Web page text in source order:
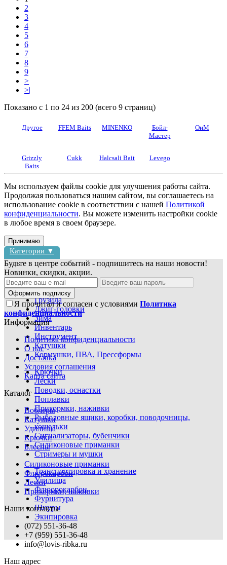
2
3
4
5
6
7
8
9
>
>|
Показано с 1 по 24 из 200 (всего 9 страниц)
Другое FFEM Baits MINENKO
Бойл-
Мастер
ОиМ
Grizzly
Baits
Cukk Halcsali Bait Levego
Мы используем файлы cookie для улучшения работы сайта.
Продолжая пользоваться нашим сайтом, вы соглашаетесь на
использование cookie в соответствии с нашей Политикой
конфиденциальности. Вы можете изменить настройки cookie
в любое время в своем браузере.
Принимаю
Категории ▼
Блесны
Воблеры
Грузила
Джиг-головки
Зима
Инвентарь
Инструмент
Катушки
Кормушки, ПВА, Прессформы
Крючки
Лески
Поводки, оснастки
Поплавки
Прикормки, наживки
Рыболовные ящики, коробки, поводочницы,
кошельки
Сигнализаторы, бубенчики
Силиконовые приманки
Стримеры и мушки
Транспортировка и хранение
Удилища
Флюорокарбон
Фурнитура
Шнуры
Экипировка
Будьте в центре событий - подпишитесь на наши новости!
Новинки, скидки, акции.
Оформить подписку
Я прочитал и согласен с условиями Политика
конфиденциальности
Информация
Политика конфиденциальности
О нас
Доставка
Условия соглашения
Карта сайта
Каталог
Воблеры
Катушки
Удилища
Крючки
Блесны
Силиконовые приманки
Флюрокарбон
Лески
Прикормки, наживки
Наши контакты
(072) 551-36-48
+7 (959) 551-36-48
info@lovis-ribka.ru
Наш адрес